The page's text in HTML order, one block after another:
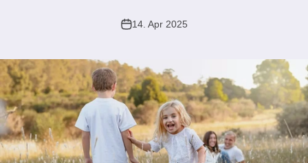
14. Apr 2025